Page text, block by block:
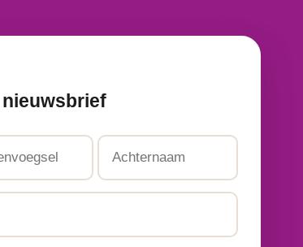
nieuwsbrief
Achternaam